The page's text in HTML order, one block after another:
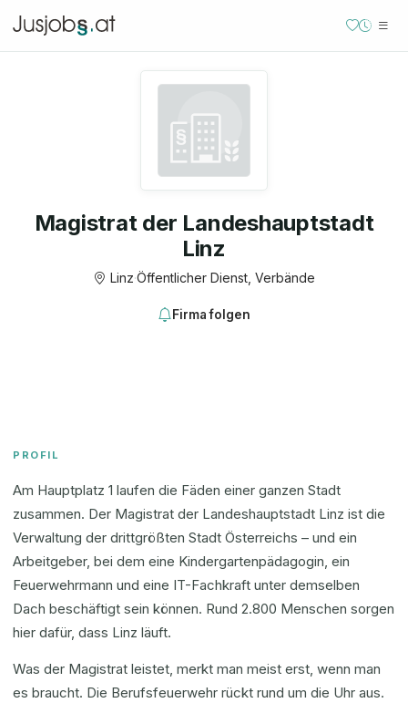
Magistrat der Landeshauptstadt
Linz
Linz·Öffentlicher Dienst, Verbände
Firma folgen
PROFIL
Am Hauptplatz 1 laufen die Fäden einer ganzen Stadt
zusammen. Der Magistrat der Landeshauptstadt Linz ist die
Verwaltung der drittgrößten Stadt Österreichs – und ein
Arbeitgeber, bei dem eine Kindergartenpädagogin, ein
Feuerwehrmann und eine IT-Fachkraft unter demselben
Dach beschäftigt sein können. Rund 2.800 Menschen sorgen
hier dafür, dass Linz läuft.
Was der Magistrat leistet, merkt man meist erst, wenn man
es braucht. Die Berufsfeuerwehr rückt rund um die Uhr aus.